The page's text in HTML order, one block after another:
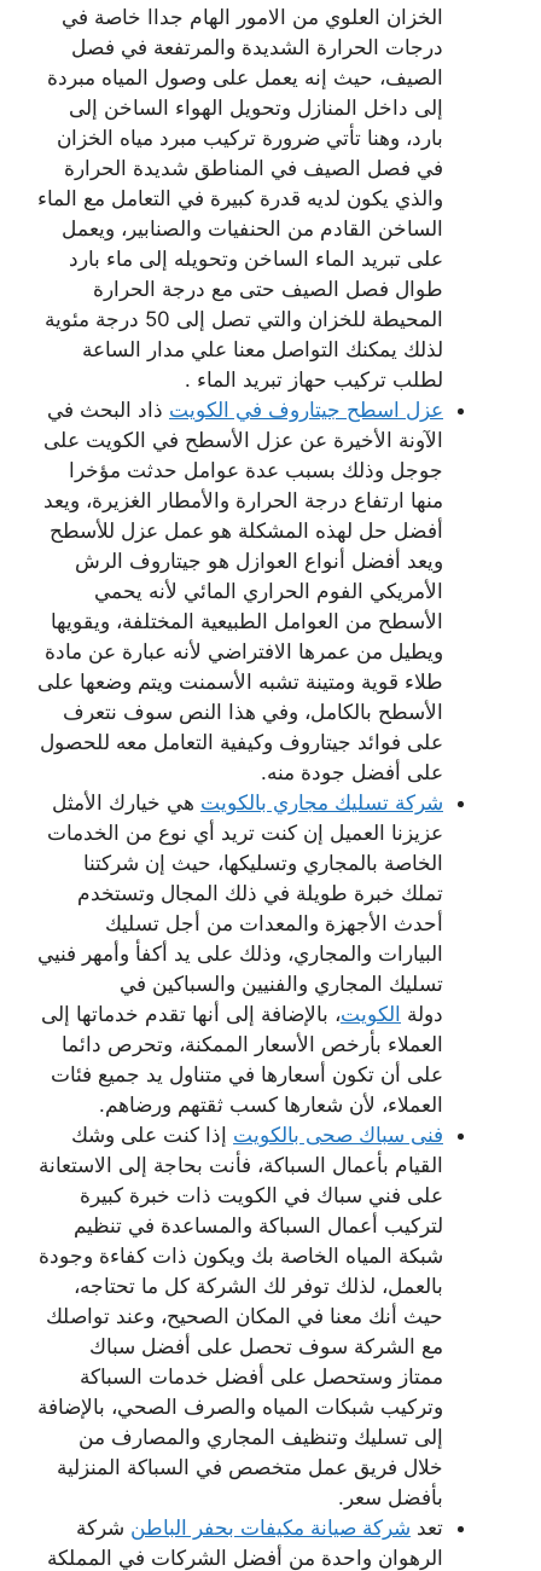
الخزان العلوي من الامور الهام جداا خاصة في
درجات الحرارة الشديدة والمرتفعة في فصل
الصيف، حيث إنه يعمل على وصول المياه مبردة
إلى داخل المنازل وتحويل الهواء الساخن إلى
بارد، وهنا تأتي ضرورة تركيب مبرد مياه الخزان
في فصل الصيف في المناطق شديدة الحرارة
والذي يكون لديه قدرة كبيرة في التعامل مع الماء
الساخن القادم من الحنفيات والصنابير، ويعمل
على تبريد الماء الساخن وتحويله إلى ماء بارد
طوال فصل الصيف حتى مع درجة الحرارة
المحيطة للخزان والتي تصل إلى 50 درجة مئوية
لذلك يمكنك التواصل معنا علي مدار الساعة
لطلب تركيب حهاز تبريد الماء .
عزل اسطح جيتاروف في الكويت ذاد البحث في
الآونة الأخيرة عن عزل الأسطح في الكويت على
جوجل وذلك بسبب عدة عوامل حدثت مؤخرا
منها ارتفاع درجة الحرارة والأمطار الغزيرة، ويعد
أفضل حل لهذه المشكلة هو عمل عزل للأسطح
ويعد أفضل أنواع العوازل هو جيتاروف الرش
الأمريكي الفوم الحراري المائي لأنه يحمي
الأسطح من العوامل الطبيعية المختلفة، ويقويها
ويطيل من عمرها الافتراضي لأنه عبارة عن مادة
طلاء قوية ومتينة تشبه الأسمنت ويتم وضعها على
الأسطح بالكامل، وفي هذا النص سوف نتعرف
على فوائد جيتاروف وكيفية التعامل معه للحصول
على أفضل جودة منه.
شركة تسليك مجاري بالكويت هي خيارك الأمثل
عزيزنا العميل إن كنت تريد أي نوع من الخدمات
الخاصة بالمجاري وتسليكها، حيث إن شركتنا
تملك خبرة طويلة في ذلك المجال وتستخدم
أحدث الأجهزة والمعدات من أجل تسليك
البيارات والمجاري، وذلك على يد أكفأ وأمهر فنيي
تسليك المجاري والفنيين والسباكين في
دولة الكويت، بالإضافة إلى أنها تقدم خدماتها إلى
العملاء بأرخص الأسعار الممكنة، وتحرص دائما
على أن تكون أسعارها في متناول يد جميع فئات
العملاء، لأن شعارها كسب ثقتهم ورضاهم.
فنى سباك صحى بالكويت إذا كنت على وشك
القيام بأعمال السباكة، فأنت بحاجة إلى الاستعانة
على فني سباك في الكويت ذات خبرة كبيرة
لتركيب أعمال السباكة والمساعدة في تنظيم
شبكة المياه الخاصة بك ويكون ذات كفاءة وجودة
بالعمل، لذلك توفر لك الشركة كل ما تحتاجه،
حيث أنك معنا في المكان الصحيح، وعند تواصلك
مع الشركة سوف تحصل على أفضل سباك
ممتاز وستحصل على أفضل خدمات السباكة
وتركيب شبكات المياه والصرف الصحي، بالإضافة
إلى تسليك وتنظيف المجاري والمصارف من
خلال فريق عمل متخصص في السباكة المنزلية
بأفضل سعر.
تعد شركة صيانة مكيفات بحفر الباطن شركة
الرهوان واحدة من أفضل الشركات في المملكة